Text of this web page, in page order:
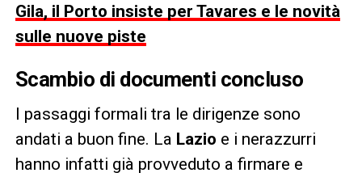
Gila, il Porto insiste per Tavares e le novità
sulle nuove piste
Scambio di documenti concluso
I passaggi formali tra le dirigenze sono
andati a buon fine. La Lazio e i nerazzurri
hanno infatti già provveduto a firmare e